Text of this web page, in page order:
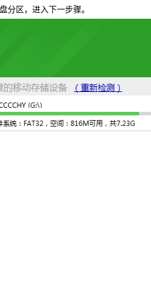
区，进入下一步骤。